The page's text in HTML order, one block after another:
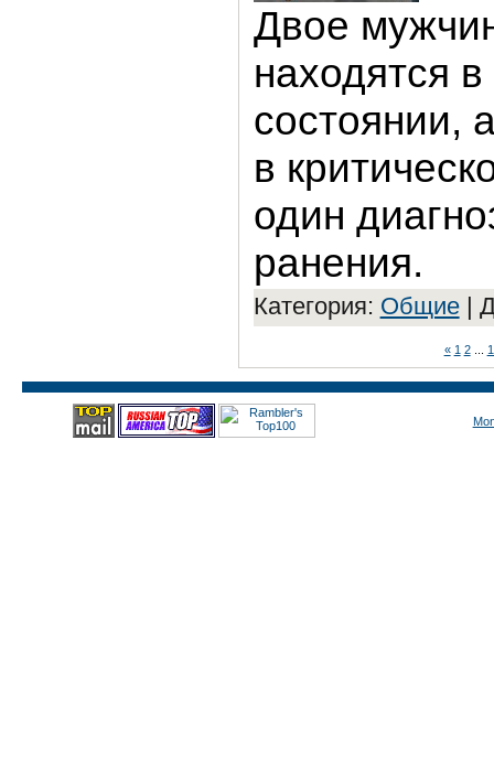
Двое
находятся
состоянии,
в
один
ранения.
Категория: Общие|
« 1 2